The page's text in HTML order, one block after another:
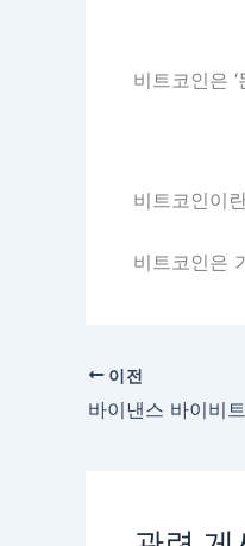
비트코인은
비트코인이
비트코인은
이전
바이낸스 바이비